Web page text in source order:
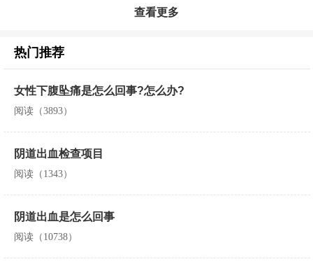
查看更多
热门推荐
女性下腹坠痛是怎么回事?怎么办?
阅读（3893）
阴道出血检查项目
阅读（1343）
阴道出血是怎么回事
阅读（10738）